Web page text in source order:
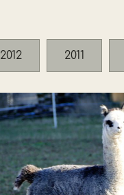
2012 2011